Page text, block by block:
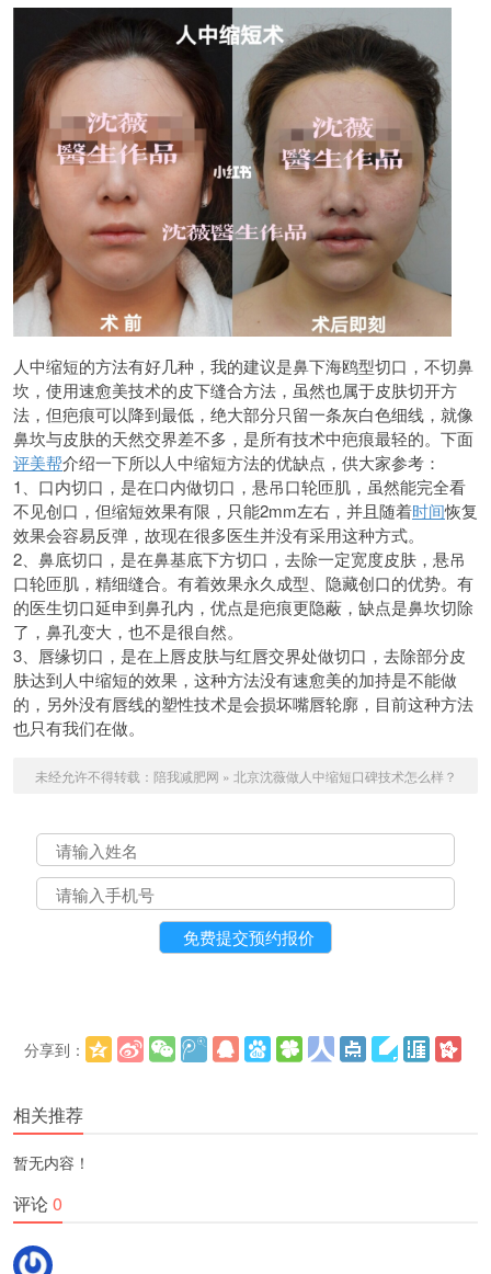
人中缩短的方法有好几种，我的建议是鼻下海鸥型切口，不切鼻
坎，使用速愈美技术的皮下缝合方法，虽然也属于皮肤切开方
法，但疤痕可以降到最低，绝大部分只留一条灰白色细线，就像
鼻坎与皮肤的天然交界差不多，是所有技术中疤痕最轻的。下面
评美帮介绍一下所以人中缩短方法的优缺点，供大家参考：
1、口内切口，是在口内做切口，悬吊口轮匝肌，虽然能完全看
不见创口，但缩短效果有限，只能2mm左右，并且随着时间恢复
效果会容易反弹，故现在很多医生并没有采用这种方式。
2、鼻底切口，是在鼻基底下方切口，去除一定宽度皮肤，悬吊
口轮匝肌，精细缝合。有着效果永久成型、隐藏创口的优势。有
的医生切口延申到鼻孔内，优点是疤痕更隐蔽，缺点是鼻坎切除
了，鼻孔变大，也不是很自然。
3、唇缘切口，是在上唇皮肤与红唇交界处做切口，去除部分皮
肤达到人中缩短的效果，这种方法没有速愈美的加持是不能做
的，另外没有唇线的塑性技术是会损坏嘴唇轮廓，目前这种方法
也只有我们在做。
未经允许不得转载： 陪我减肥网 » 北京沈薇做人中缩短口碑技术怎么样？
分享到：
相关推荐
暂无内容！
评论0